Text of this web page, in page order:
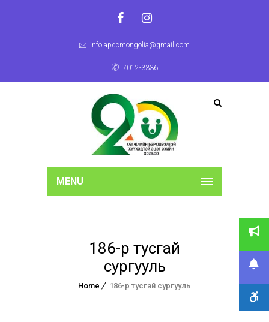
info.apdcmongolia@gmail.com
7012-3336
MENU
186-р тусгай
сургууль
Home 186-р тусгай сургууль